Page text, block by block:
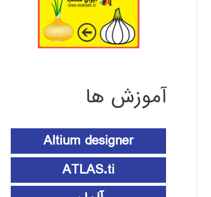
آموزش ها
Altium designer
ATLAS.ti